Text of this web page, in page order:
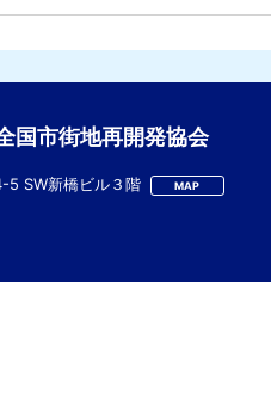
国市街地再開発協会
5 SW新橋ビル３階
MAP